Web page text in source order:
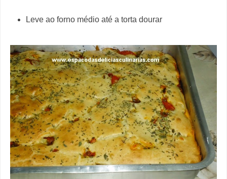
Leve ao forno médio até a torta dourar